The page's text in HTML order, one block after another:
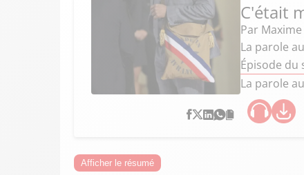
C'était
Par
La parole
Épisode du
La parole
Afficher le résumé